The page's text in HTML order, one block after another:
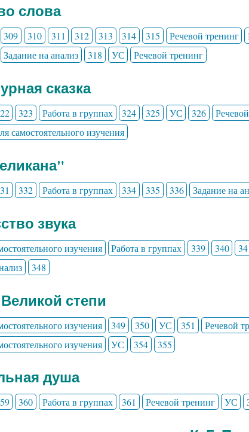
слова
309 310 311 312 313 314 315 Речевой тренинг
Задание на анализ 318 УС Речевой тренинг
сказка
323 Работа в группах 324 325 УС 326
самостоятельного изучения
332 Работа в группах 334 335 336 Задание на
звука
изучения Работа в группах 339 340
348
степи
изучения 349 350 УС 351 Речевой
изучения
УС 354 355
душа
360 Работа в группах 361 Речевой тренинг УС